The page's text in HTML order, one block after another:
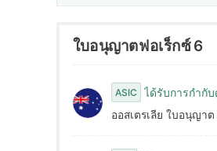
95
6
ใบอนุญาตฟอเร็กซ์ 6
ASIC ได้รับการกำกั
ออสเตรเลีย ใบอนุญา